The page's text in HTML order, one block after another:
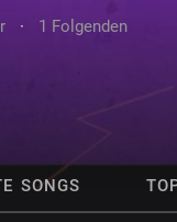
· 1 Folgenden
SONGS